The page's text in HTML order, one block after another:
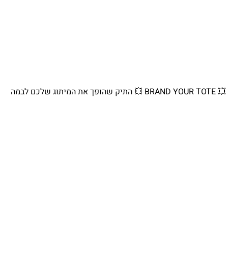
💥 BRAND YOUR TOTE 💥 התיק שהופך את המיתוג שלכם לבמה